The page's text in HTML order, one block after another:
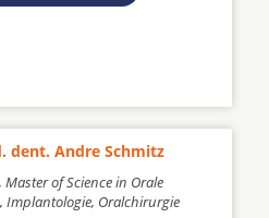
dent. Andre Schmitz
of Science in Orale
Implantologie, Oralchirurgie